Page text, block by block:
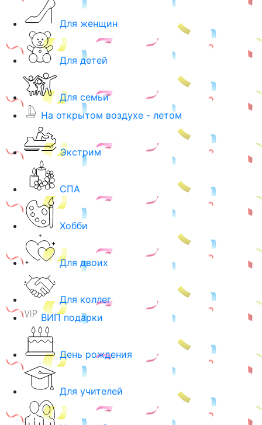
Для женщин
Для детей
Для семьи
На открытом воздухе - летом
Экстрим
СПА
Хобби
Для двоих
Для коллег
ВИП подарки
День рождения
Для учителей